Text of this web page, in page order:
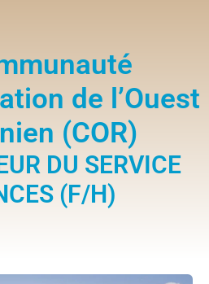
de l’Ouest
(COR)
DU SERVICE
(F/H)